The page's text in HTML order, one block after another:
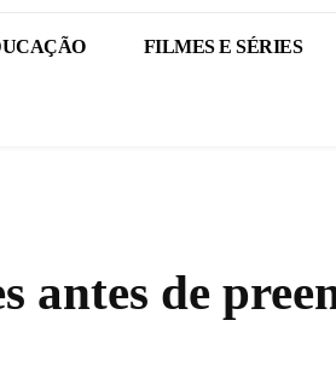
FILMES E SÉRIES
antes de